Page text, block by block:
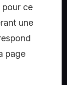
pour ce
une
page